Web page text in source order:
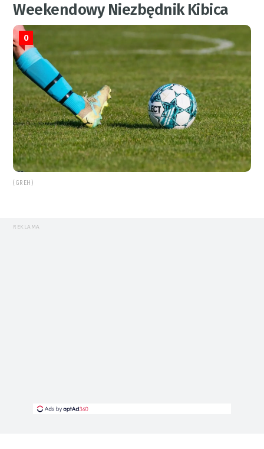
Weekendowy Niezbędnik Kibica
0
(GREH)
REKLAMA